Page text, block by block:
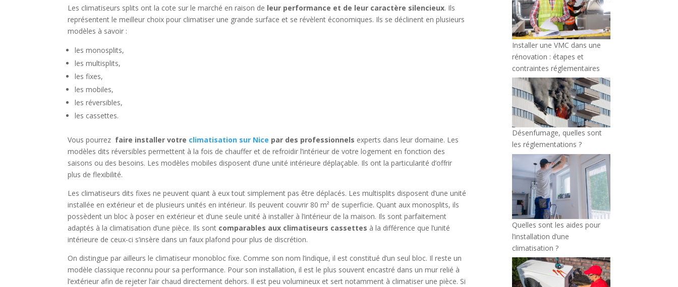
Les climatiseurs splits ont la cote sur le marché en raison de leur performance et de leur caractère silencieux. Ils
représentent le meilleur choix pour climatiser une grande surface et se révèlent économiques. Ils se déclinent en plusieurs
modèles à savoir :
les monosplits,
les multisplits,
les fixes,
les mobiles,
les réversibles,
les cassettes.
Vous pourrez faire installer votre climatisation sur Nice par des professionnels experts dans leur domaine. Les
modèles dits réversibles permettent à la fois de chauffer et de refroidir l’intérieur de votre logement en fonction des
saisons ou des besoins. Les modèles mobiles disposent d’une unité intérieure déplaçable. Ils ont la particularité d’offrir
plus de flexibilité.
Les climatiseurs dits fixes ne peuvent quant à eux tout simplement pas être déplacés. Les multisplits disposent d’une unité
installée en extérieur et de plusieurs unités en intérieur. Ils peuvent couvrir 80 m² de superficie. Quant aux monosplits, ils
possèdent un bloc à poser en extérieur et d’une seule unité à installer à l’intérieur de la maison. Ils sont parfaitement
adaptés à la climatisation d’une pièce. Ils sont comparables aux climatiseurs cassettes à la différence que l’unité
intérieure de ceux-ci s’insère dans un faux plafond pour plus de discrétion.
On distingue par ailleurs le climatiseur monobloc fixe. Comme son nom l’indique, il est constitué d’un seul bloc. Il reste un
modèle classique reconnu pour sa performance. Pour son installation, il est le plus souvent encastré dans un mur relié à
l’extérieur afin de rejeter l’air chaud directement dehors. Il est peu volumineux et sert notamment à climatiser une pièce. Si
Installer une VMC dans une
rénovation : étapes et
contraintes réglementaires
Désenfumage, quelles sont
les réglementations ?
Quelles sont les aides pour
l’installation d’une
climatisation ?